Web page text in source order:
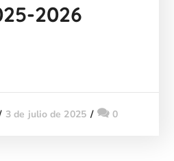
2026
3 de julio de 2025 0